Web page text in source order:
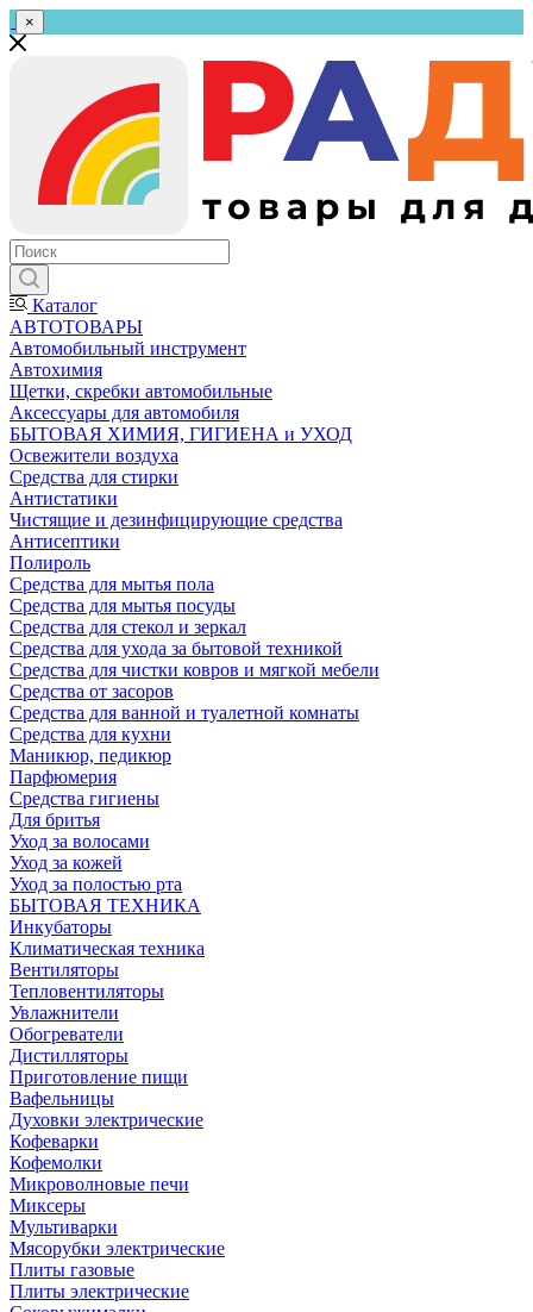
×
Каталог
АВТОТОВАРЫ
Автомобильный инструмент
Автохимия
Щетки, скребки автомобильные
Аксессуары для автомобиля
БЫТОВАЯ ХИМИЯ, ГИГИЕНА и УХОД
Освежители воздуха
Средства для стирки
Антистатики
Чистящие и дезинфицирующие средства
Антисептики
Полироль
Средства для мытья пола
Средства для мытья посуды
Средства для стекол и зеркал
Средства для ухода за бытовой техникой
Средства для чистки ковров и мягкой мебели
Средства от засоров
Средства для ванной и туалетной комнаты
Средства для кухни
Маникюр, педикюр
Парфюмерия
Средства гигиены
Для бритья
Уход за волосами
Уход за кожей
Уход за полостью рта
БЫТОВАЯ ТЕХНИКА
Инкубаторы
Климатическая техника
Вентиляторы
Тепловентиляторы
Увлажнители
Обогреватели
Дистилляторы
Приготовление пищи
Вафельницы
Духовки электрические
Кофеварки
Кофемолки
Микроволновые печи
Миксеры
Мультиварки
Мясорубки электрические
Плиты газовые
Плиты электрические